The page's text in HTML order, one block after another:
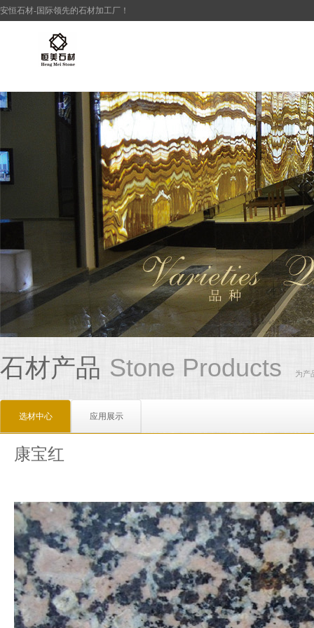
安恒石材-国际领先的石材加工厂 ！
石材产品 Stone Products 为产
选材中心 应用展示
康宝红